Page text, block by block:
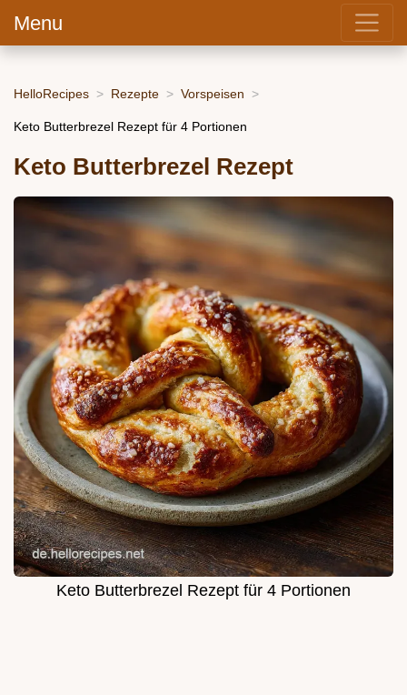
Menu
HelloRecipes Rezepte Vorspeisen
Keto Butterbrezel Rezept für 4 Portionen
Keto Butterbrezel Rezept
Keto Butterbrezel Rezept für 4 Portionen